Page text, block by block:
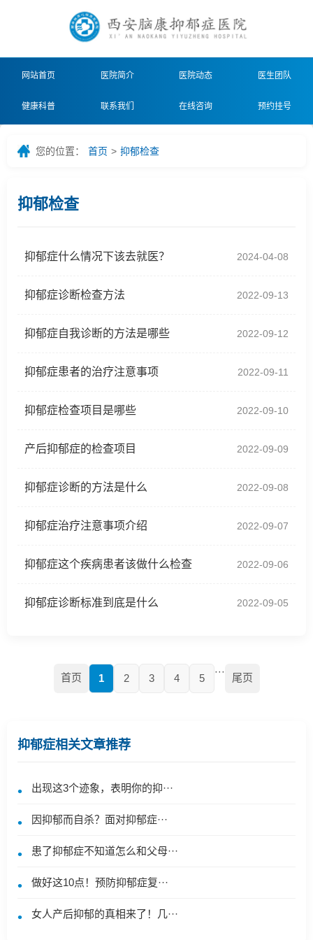
网站首页 医院简介 医院动态 医生团队
健康科普 联系我们 在线咨询 预约挂号
您的位置： 首页 > 抑郁检查
抑郁检查
抑郁症什么情况下该去就医？ 2024-04-08
抑郁症诊断检查方法 2022-09-13
抑郁症自我诊断的方法是哪些 2022-09-12
抑郁症患者的治疗注意事项 2022-09-11
抑郁症检查项目是哪些 2022-09-10
产后抑郁症的检查项目 2022-09-09
抑郁症诊断的方法是什么 2022-09-08
抑郁症治疗注意事项介绍 2022-09-07
抑郁症这个疾病患者该做什么检查 2022-09-06
抑郁症诊断标准到底是什么 2022-09-05
首页 1 2 3 4 5
··· 尾页
抑郁症相关文章推荐
出现这3个迹象，表明你的抑···
因抑郁而自杀？​面对抑郁症···
患了抑郁症不知道怎么和父母···
做好这10点！预防抑郁症复···
女人产后抑郁的真相来了！几···